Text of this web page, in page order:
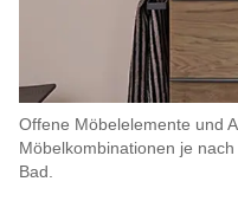
Offene Möbelelemente und
Möbelkombinationen je
Bad.